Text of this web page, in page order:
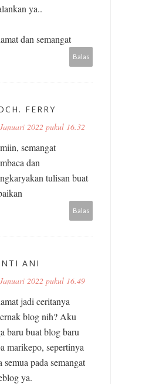
ya..
dan semangat
Balas
FERRY
2022 pukul 16.32
semangat
dan
tulisan buat
Balas
ANI
2022 pukul 16.49
jadi ceritanya
blog nih? Aku
baru buat blog baru
marikepo, sepertinya
semua pada semangat
ya.